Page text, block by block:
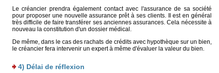
Le créancier prendra également contact avec l'assurance de sa société
pour proposer une nouvelle assurance prêt à ses clients. Il est en général
très difficile de faire transférer ses anciennes assurances. Cela nécessite à
nouveau la constitution d'un dossier médical.
De même, dans le cas des rachats de crédits avec hypothèque sur un bien,
le créancier fera intervenir un expert à même d'évaluer la valeur du bien.
4) Délai de réflexion